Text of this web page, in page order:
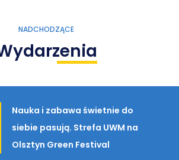
NADCHODZĄCE
Nauka i zabawa świetnie do
siebie pasują. Strefa UWM na
Olsztyn Green Festival